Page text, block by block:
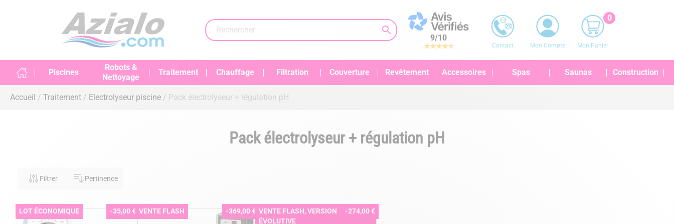

9/10
Contact Mon Compte
0
Mon Panier
Piscines
Robots &
Nettoyage
Traitement Chauffage Filtration Couverture Revêtement Accessoires Spas Saunas Construction
Accueil Traitement Electrolyseur piscine Pack électrolyseur + régulation pH
Pack électrolyseur + régulation pH
Filtrer Pertinence
LOT ÉCONOMIQUE -35,00 € VENTE FLASH -369,00 € VENTE FLASH, VERSION
ÉVOLUTIVE
-274,00 €